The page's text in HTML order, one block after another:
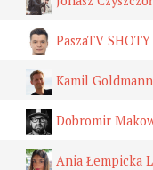
PaszaTV SHOTY
Kamil Goldmann
Dobromir
Ania Łempicka